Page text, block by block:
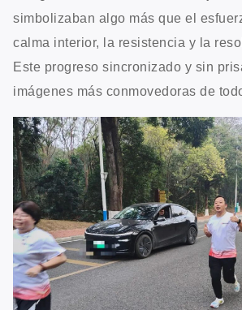
simbolizaban algo más que el
calma interior, la resistencia y la
Este progreso sincronizado y sin
imágenes más conmovedoras de